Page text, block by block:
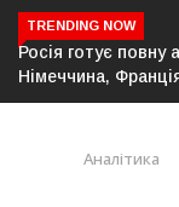
TRENDING NOW
нову загрозу
Аналітика